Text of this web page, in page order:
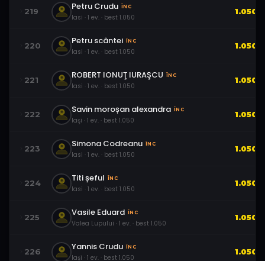
219 Petru Crudu ÎNC
Iasi · 1 ev. · best 1.050
1.050
220 Petru scântei ÎNC
Iasi · 1 ev. · best 1.050
1.050
221 ROBERT IONUŢ IURAŞCU ÎNC
Iasi · 1 ev. · best 1.050
1.050
222 Savin moroșan alexandra ÎNC
Iaşi · 1 ev. · best 1.050
1.050
223 Simona Codreanu ÎNC
Iasi · 1 ev. · best 1.050
1.050
224 Titi șeful ÎNC
Iasi · 1 ev. · best 1.050
1.050
225 Vasile Eduard ÎNC
Valea Lupului · 1 ev. · best 1.050
1.050
226 Yannis Crudu ÎNC
Iași · 1 ev. · best 1.050
1.050